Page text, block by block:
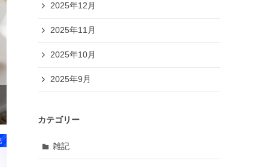
2025年12月
2025年11月
2025年10月
2025年9月
カテゴリー
雑記